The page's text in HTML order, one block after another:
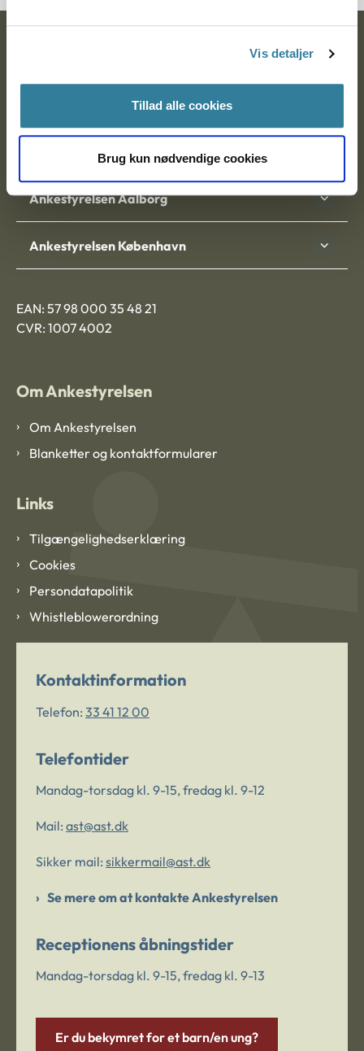
Vis detaljer
Tillad alle cookies
Brug kun nødvendige cookies
Postadresse:
9000 Aalborg
Ankestyrelsen Aalborg
Ankestyrelsen København
EAN: 57 98 000 35 48 21
CVR: 1007 4002
Om Ankestyrelsen
Om Ankestyrelsen
Blanketter og kontaktformularer
Links
Tilgængelighedserklæring
Cookies
Persondatapolitik
Whistleblowerordning
Kontaktinformation
Telefon: 33 41 12 00
Telefontider
Mandag-torsdag kl. 9-15, fredag kl. 9-12
Mail: ast@ast.dk
Sikker mail: sikkermail@ast.dk
Se mere om at kontakte Ankestyrelsen
Receptionens åbningstider
Mandag-torsdag kl. 9-15, fredag kl. 9-13
Er du bekymret for et barn/en ung?